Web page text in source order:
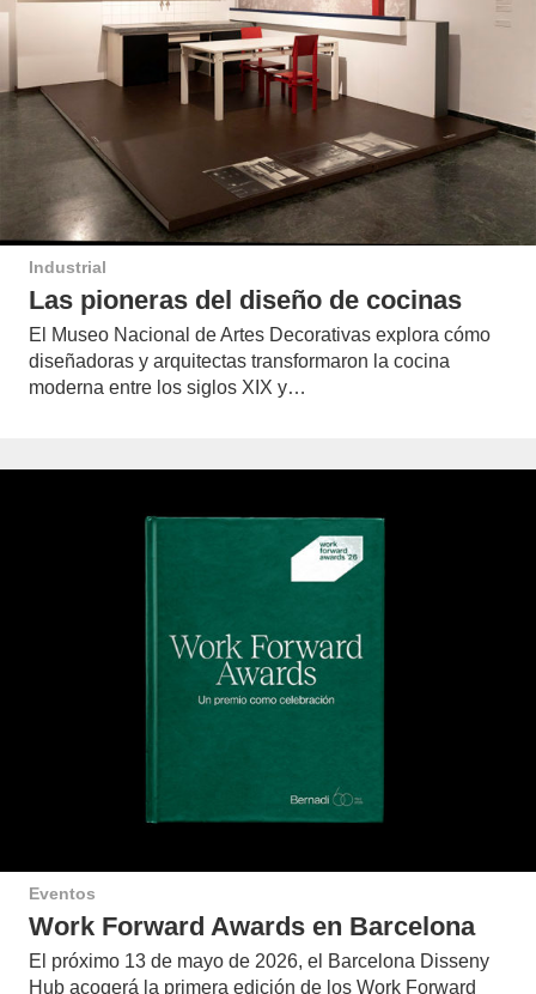
Industrial
Las pioneras del diseño de cocinas
El Museo Nacional de Artes Decorativas explora cómo
diseñadoras y arquitectas transformaron la cocina
moderna entre los siglos XIX y…
Eventos
Work Forward Awards en Barcelona
El próximo 13 de mayo de 2026, el Barcelona Disseny
Hub acogerá la primera edición de los Work Forward